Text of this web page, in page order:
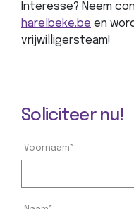
Interesse? Neem
harelbeke.be en
vrijwilligersteam!
Soliciteer nu!
Voornaam*